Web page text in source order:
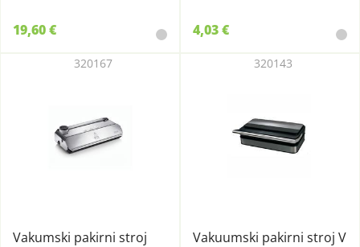
19,60 € 4,03 €
Vakumski pakirni stroj
320167
Vakuumski pakirni stroj V
320143